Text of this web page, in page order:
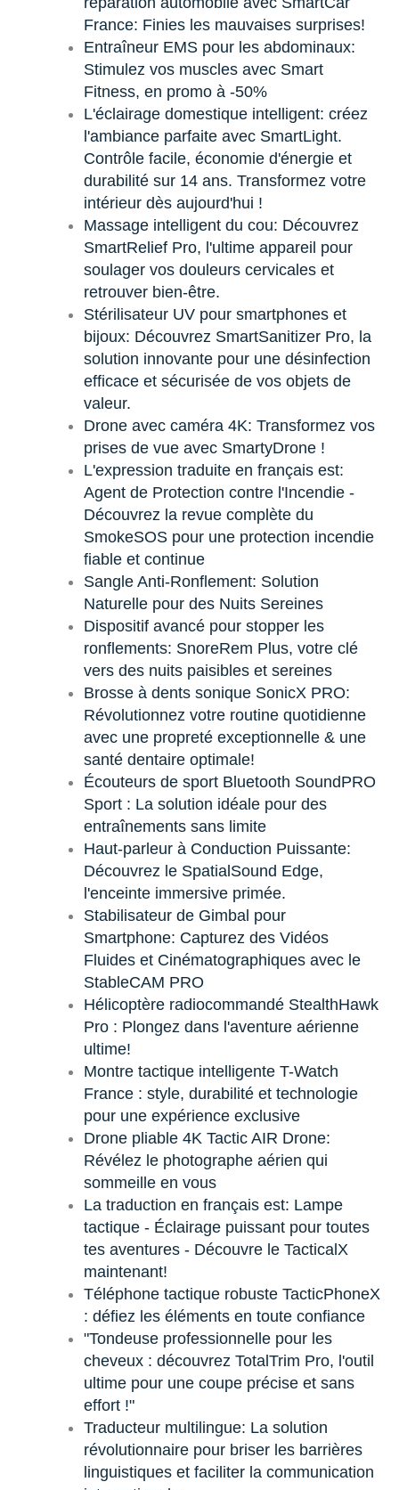
France: Finies les mauvaises surprises!
Entraîneur EMS pour les abdominaux:
Stimulez vos muscles avec Smart
Fitness, en promo à -50%
L'éclairage domestique intelligent: créez
l'ambiance parfaite avec SmartLight.
Contrôle facile, économie d'énergie et
durabilité sur 14 ans. Transformez votre
intérieur dès aujourd'hui !
Massage intelligent du cou: Découvrez
SmartRelief Pro, l'ultime appareil pour
soulager vos douleurs cervicales et
retrouver bien-être.
Stérilisateur UV pour smartphones et
bijoux: Découvrez SmartSanitizer Pro, la
solution innovante pour une désinfection
efficace et sécurisée de vos objets de
valeur.
Drone avec caméra 4K: Transformez vos
prises de vue avec SmartyDrone !
L'expression traduite en français est:
Agent de Protection contre l'Incendie -
Découvrez la revue complète du
SmokeSOS pour une protection incendie
fiable et continue
Sangle Anti-Ronflement: Solution
Naturelle pour des Nuits Sereines
Dispositif avancé pour stopper les
ronflements: SnoreRem Plus, votre clé
vers des nuits paisibles et sereines
Brosse à dents sonique SonicX PRO:
Révolutionnez votre routine quotidienne
avec une propreté exceptionnelle & une
santé dentaire optimale!
Écouteurs de sport Bluetooth SoundPRO
Sport : La solution idéale pour des
entraînements sans limite
Haut-parleur à Conduction Puissante:
Découvrez le SpatialSound Edge,
l'enceinte immersive primée.
Stabilisateur de Gimbal pour
Smartphone: Capturez des Vidéos
Fluides et Cinématographiques avec le
StableCAM PRO
Hélicoptère radiocommandé StealthHawk
Pro : Plongez dans l'aventure aérienne
ultime!
Montre tactique intelligente T-Watch
France : style, durabilité et technologie
pour une expérience exclusive
Drone pliable 4K Tactic AIR Drone:
Révélez le photographe aérien qui
sommeille en vous
La traduction en français est: Lampe
tactique - Éclairage puissant pour toutes
tes aventures - Découvre le TacticalX
maintenant!
Téléphone tactique robuste TacticPhoneX
: défiez les éléments en toute confiance
"Tondeuse professionnelle pour les
cheveux : découvrez TotalTrim Pro, l'outil
ultime pour une coupe précise et sans
effort !"
Traducteur multilingue: La solution
révolutionnaire pour briser les barrières
linguistiques et faciliter la communication